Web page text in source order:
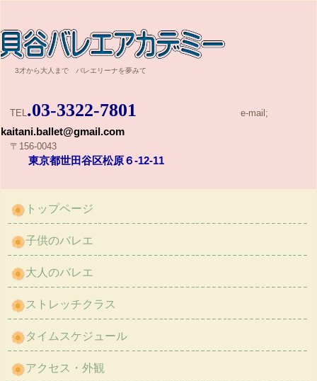
貝谷バレエアカデミー
3才から大人まで バレエリーナを夢みて
TEL.03-3322-7801 e-mail;
kaitani.ballet@gmail.com
〒156-0043
東京都世田谷区松原６-12-11
トップページ
子供のバレエ
大人のバレエ
ストレッチクラス
タイムスケジュール
アクセス・外観